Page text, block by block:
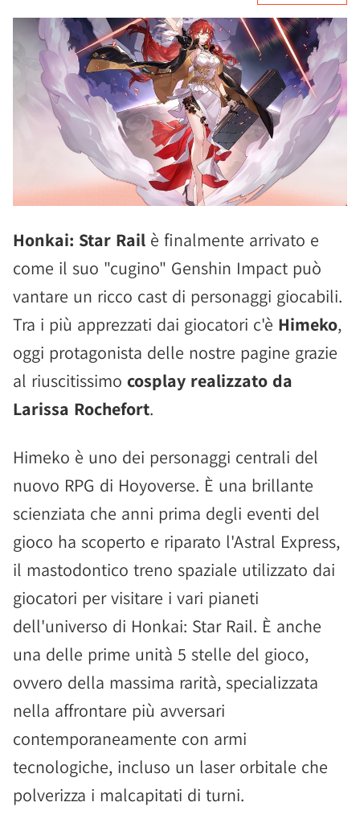
Honkai: Star Rail è finalmente arrivato e
come il suo "cugino" Genshin Impact può
vantare un ricco cast di personaggi giocabili.
Tra i più apprezzati dai giocatori c'è Himeko,
oggi protagonista delle nostre pagine grazie
al riuscitissimo cosplay realizzato da
Larissa Rochefort.
Himeko è uno dei personaggi centrali del
nuovo RPG di Hoyoverse. È una brillante
scienziata che anni prima degli eventi del
gioco ha scoperto e riparato l'Astral Express,
il mastodontico treno spaziale utilizzato dai
giocatori per visitare i vari pianeti
dell'universo di Honkai: Star Rail. È anche
una delle prime unità 5 stelle del gioco,
ovvero della massima rarità, specializzata
nella affrontare più avversari
contemporaneamente con armi
tecnologiche, incluso un laser orbitale che
polverizza i malcapitati di turni.